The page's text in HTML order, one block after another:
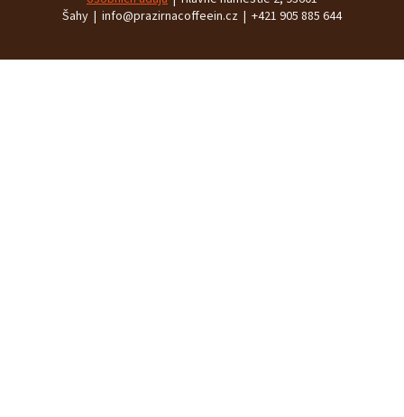
Šahy | info@prazirnacoffeein.cz | +421 905 885 644